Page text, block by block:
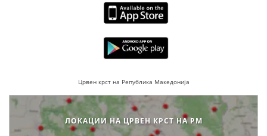
Црвен крст на Република Македонија
ЛОКАЦИИ НА ЦРВЕН КРСТ НА РМ